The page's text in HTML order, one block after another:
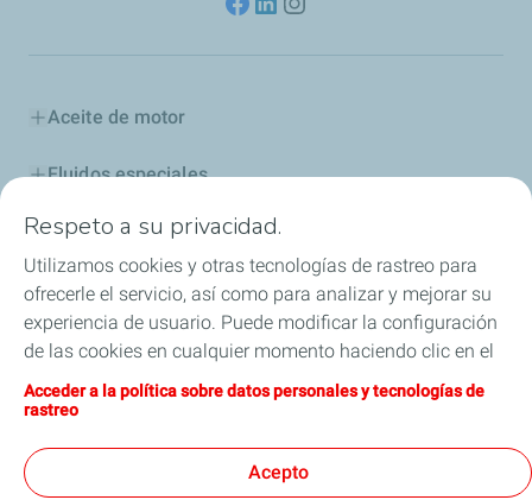
Aceite de motor
Fluidos especiales
Aditivos y Combustibles
Industria
Competición
Blog
ELF, la leyenda continúa
Respeto a su privacidad.
Utilizamos cookies y otras tecnologías de rastreo para
ofrecerle el servicio, así como para analizar y mejorar su
experiencia de usuario. Puede modificar la configuración
de las cookies en cualquier momento haciendo clic en el
botón «Gérer mes cookies» (Gestionar cookies). Al hacer
clic en el botón «J’accepte» (Aceptar), nos autoriza a
refuse» (Rechazar), depositaremos únicamente las
cookies técnicas estrictamente necesarias para el
Acceder a la política sobre datos personales y tecnologías de
rastreo
Acepto